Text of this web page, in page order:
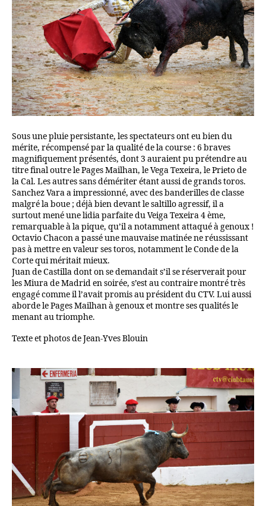
Sous une pluie persistante, les spectateurs ont eu bien du
mérite, récompensé par la qualité de la course : 6 braves
magnifiquement présentés, dont 3 auraient pu prétendre au
titre final outre le Pages Mailhan, le Vega Texeira, le Prieto de
la Cal. Les autres sans démériter étant aussi de grands toros.
Sanchez Vara a impressionné, avec des banderilles de classe
malgré la boue ; déjà bien devant le saltillo agressif, il a
surtout mené une lidia parfaite du Veiga Texeira 4 ème,
remarquable à la pique, qu’il a notamment attaqué à genoux !
Octavio Chacon a passé une mauvaise matinée ne réussissant
pas à mettre en valeur ses toros, notamment le Conde de la
Corte qui méritait mieux.
Juan de Castilla dont on se demandait s’il se réserverait pour
les Miura de Madrid en soirée, s’est au contraire montré très
engagé comme il l’avait promis au président du CTV. Lui aussi
aborde le Pages Mailhan à genoux et montre ses qualités le
menant au triomphe.
Texte et photos de Jean-Yves Blouin